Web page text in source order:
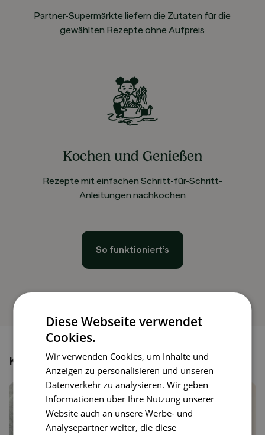
Partner-Supermärkte liefern die Zutaten für die
gewählten Rezepte ohne Aufpreis
Kochen und Genießen
Rezepte mit einfachen Schritt-für-Schritt-
Anleitungen nachkochen
So funktioniert’s
Könnte dir auch gefallen
Diese Webseite verwendet
Cookies.
Wir verwenden Cookies, um Inhalte und
Anzeigen zu personalisieren und unseren
Datenverkehr zu analysieren. Wir geben
Informationen über Ihre Nutzung unserer
Website auch an unsere Werbe- und
Analysepartner weiter, die diese